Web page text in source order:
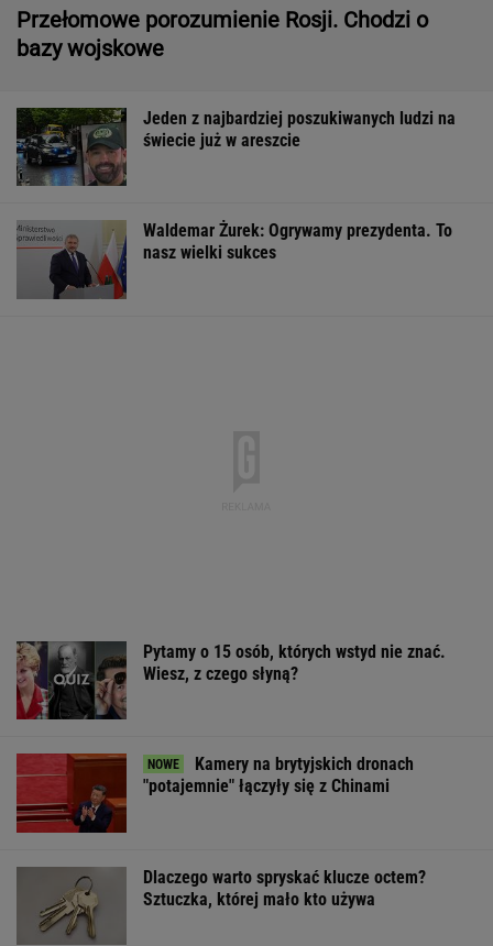
Przełomowe porozumienie Rosji. Chodzi o
bazy wojskowe
Jeden z najbardziej poszukiwanych ludzi na
świecie już w areszcie
Waldemar Żurek: Ogrywamy prezydenta. To
nasz wielki sukces
Pytamy o 15 osób, których wstyd nie znać.
Wiesz, z czego słyną?
Kamery na brytyjskich dronach
"potajemnie" łączyły się z Chinami
Dlaczego warto spryskać klucze octem?
Sztuczka, której mało kto używa